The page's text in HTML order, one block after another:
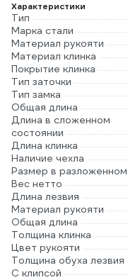
Характеристики
Тип
Марка стали
Материал рукояти
Материал клинка
Покрытие клинка
Тип заточки
Тип замка
Общая длина
Длина в сложенном
состоянии
Длина клинка
Наличие чехла
Размер в
Вес нетто
Длина лезвия
Материал рукояти
Общая длина
Толщина клинка
Цвет рукояти
Толщина обуха лезвия
С клипсой